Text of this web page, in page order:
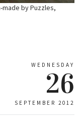
made byPuzzles,
WEDNESDAY
26
SEPTEMBER 2012